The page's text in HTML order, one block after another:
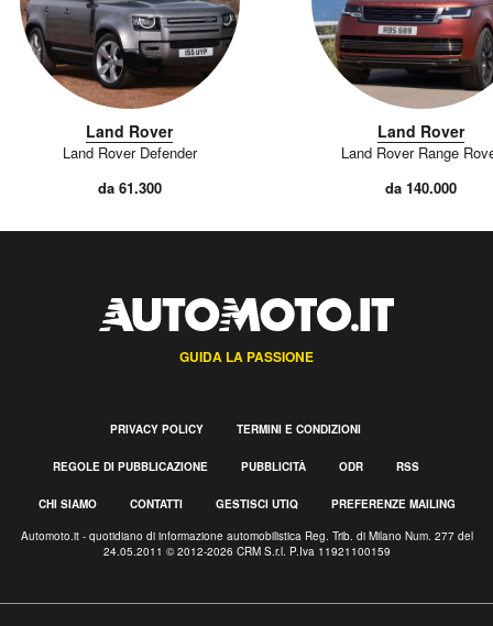
Land Rover
Land Rover Defender
da 61.300
Land Rover
Land Rover Range
da 140.000
GUIDA LA PASSIONE
PRIVACY POLICY TERMINI E CONDIZIONI
REGOLE DI PUBBLICAZIONE PUBBLICITÀ ODR RSS
CHI SIAMO CONTATTI GESTISCI UTIQ PREFERENZE MAILING
Automoto.it - quotidiano di informazione automobilistica Reg. Trib. di Milano Num. 277 del
24.05.2011 © 2012-2026 CRM S.r.l. P.Iva 11921100159